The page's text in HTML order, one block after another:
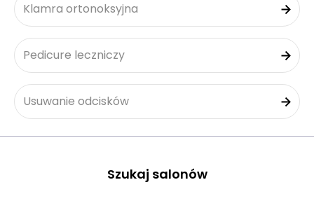
Klamra ortonoksyjna
Pedicure leczniczy
Usuwanie odcisków
Szukaj salonów